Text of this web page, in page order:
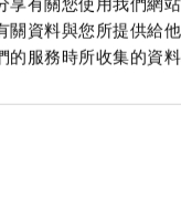
關資料與您所提供給
的服務時所收集的資料
、CSA認證及符合